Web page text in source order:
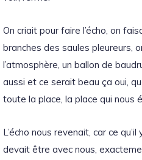
On criait pour faire l’écho, on
branches des saules pleureurs,
l’atmosphère, un ballon de
aussi et ce serait beau ça oui,
toute la place, la place qui nous
L’écho nous revenait, car ce
devait être avec nous,